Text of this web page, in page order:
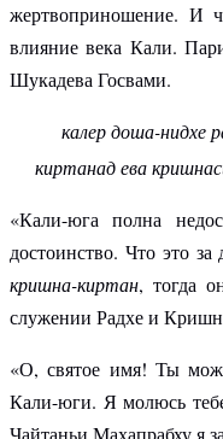
жертвоприношение. И
влияние века Кали.
Шукадева Госвами.
калер доша-нидхе
киртанад ева
«Кали-юга полна
достоинство. Что это за
кришна-киртан, тогда
служении Радхе и
«О, святое имя! Ты
Кали-юги. Я молюсь